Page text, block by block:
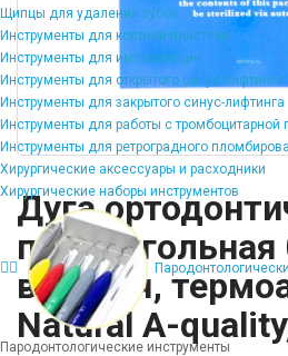
Щипцы для удаления зубов
Инструменты для костной пластики
Инструменты для имплантации
Инструменты для открытого синус-лифтинга
Инструменты для закрытого синус-лифтинга
Инструменты для работы с тромбоцитарной
Инструменты для ретроградного
Хирургические аксессуары и расходники
Хирургические наборы инструментов
Пародонтологические инструменты
Дуга
прямоугольная
верхняя,
Natural A-